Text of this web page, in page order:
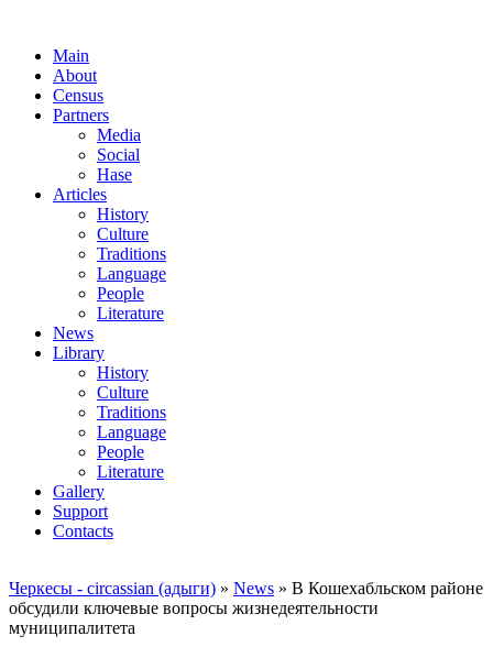
Main
About
Census
Partners
Media
Social
Hase
Articles
History
Culture
Traditions
Language
People
Literature
News
Library
History
Culture
Traditions
Language
People
Literature
Gallery
Support
Contacts
Черкесы - circassian (адыги) » News » В Кошехабльском районе
обсудили ключевые вопросы жизнедеятельности
муниципалитета